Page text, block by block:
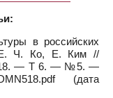
в российских
Е. Ч. Ко, Е. Ким //
— Т 6. — №5. —
(дата